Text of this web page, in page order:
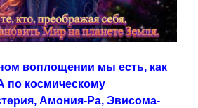
воплощении мы есть, как
по космическому
Амония-Ра, Эвисома-